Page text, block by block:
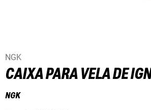
NGK
CAIXA PARA VELA DE
NGK